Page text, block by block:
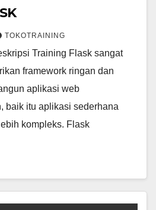
TOKOTRAINING
Training Flask sangat
framework ringan dan
aplikasi web
baik itu aplikasi sederhana
kompleks. Flask